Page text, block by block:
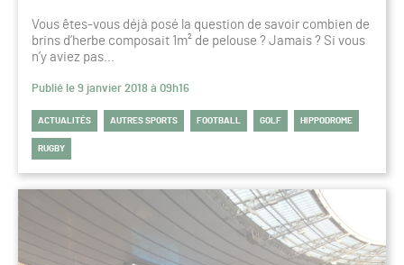
Vous êtes-vous déjà posé la question de savoir combien de
brins d’herbe composait 1m² de pelouse ? Jamais ? Si vous
n’y aviez pas…
Publié le 9 janvier 2018 à 09h16
ACTUALITÉS AUTRES SPORTS FOOTBALL GOLF HIPPODROME
RUGBY